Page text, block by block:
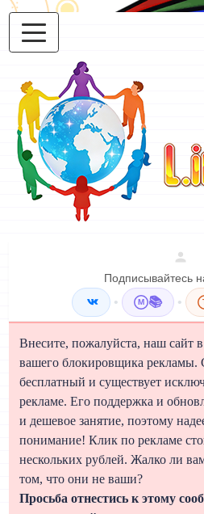
Подписывайтесь
• M 📚 •
Внесите, пожалуйста, наш сайт
вашего блокировщика рекламы.
бесплатный и существует
рекламе. Его поддержка и
и дешевое занятие, поэтому
понимание! Клик по рекламе
нескольких рублей. Жалко ли
том, что они не ваши?
Просьба отнестись к этому